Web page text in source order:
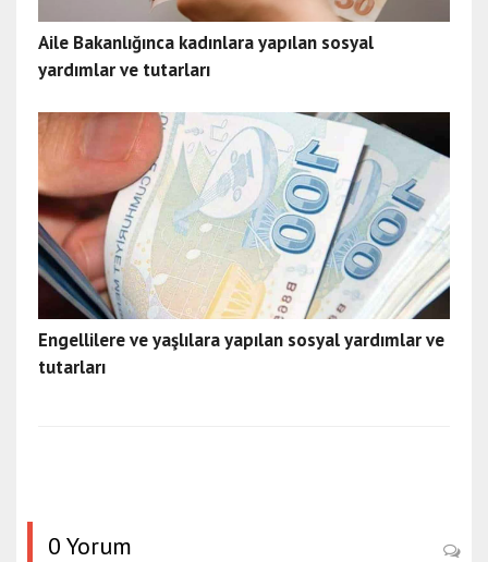
Aile Bakanlığınca kadınlara yapılan sosyal
yardımlar ve tutarları
Engellilere ve yaşlılara yapılan sosyal yardımlar ve
tutarları
0 Yorum